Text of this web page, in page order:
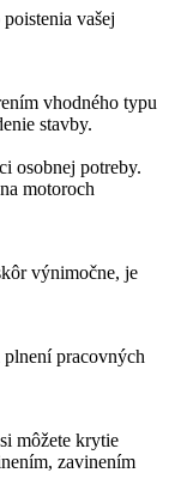
vašej
vhodného typu
stavby.
osobnej potreby.
motoroch
výnimočne, je
pracovných
môžete krytie
zavinením